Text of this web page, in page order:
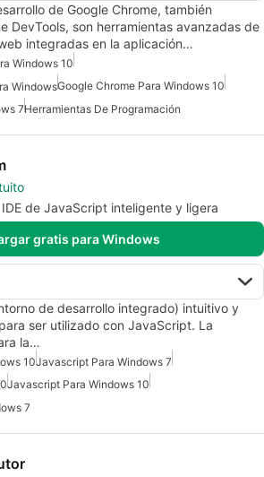
de Google Chrome, también
DevTools, son herramientas avanzadas de
integradas en la aplicación…
Windows 10
WindowsGoogle Chrome Para Windows 10
7Herramientas De Programación
de JavaScript inteligente y ligera
gratis para Windows
de desarrollo integrado) intuitivo y
ser utilizado con JavaScript. La
la…
10Javascript Para Windows 7
Javascript Para Windows 10
7